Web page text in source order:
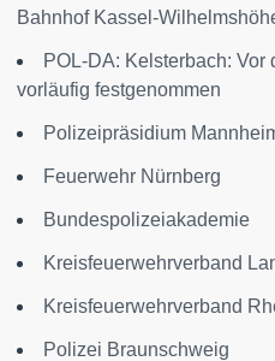
Bahnhof Kassel-
POL-DA: Kelsterbach:
vorläufig festgenommen
Polizeipräsidium
Feuerwehr Nürnberg
Bundespolizeiakademie
Kreisfeuerwehrverband
Kreisfeuerwehrverband
Polizei Braunschweig